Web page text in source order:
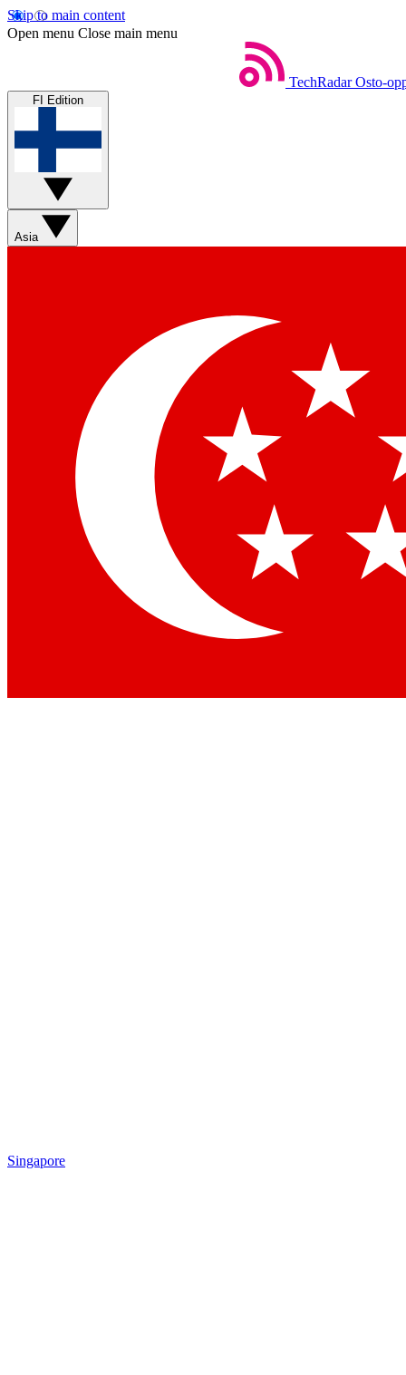
Skip to main content
Open menu Close main menu
TechRadar Osto-
FI Edition
Asia
Singapore